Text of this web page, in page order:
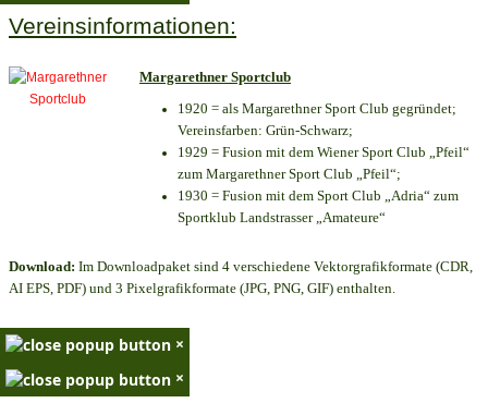
Vereinsinformationen:
Margarethner Sportclub
1920 = als Margarethner Sport Club gegründet;
Vereinsfarben: Grün-Schwarz;
1929 = Fusion mit dem Wiener Sport Club „Pfeil“
zum Margarethner Sport Club „Pfeil“;
1930 = Fusion mit dem Sport Club „Adria“ zum
Sportklub Landstrasser „Amateure“
Download: Im Downloadpaket sind 4 verschiedene Vektorgrafikformate (CDR,
AI EPS, PDF) und 3 Pixelgrafikformate (JPG, PNG, GIF) enthalten.
×
×